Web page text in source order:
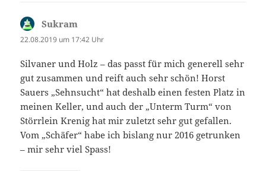
Sukram
22.08.2019 um 17:42 Uhr
Silvaner und Holz – das passt für mich generell sehr
gut zusammen und reift auch sehr schön! Horst
Sauers „Sehnsucht“ hat deshalb einen festen Platz in
meinen Keller, und auch der „Unterm Turm“ von
Störrlein Krenig hat mir zuletzt sehr gut gefallen.
Vom „Schäfer“ habe ich bislang nur 2016 getrunken
– mir sehr viel Spass!